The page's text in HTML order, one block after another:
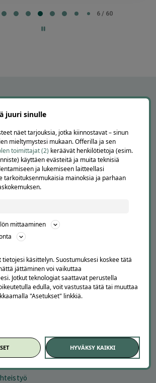
6 / 60
NEUVOJA
toimii
kysymykset
MEIHIN
juuri sinulle
näet tarjouksia, jotka kiinnostavat – sinun
mieltymystesi mukaan. Offerilla ja sen
toimittajat (2) keräävät henkilötietoja (esim.
käyttäen evästeitä ja muita teknisiä
ja lukemiseen laitteellasi
tarkoituksenmukaisia mainoksia ja parhaan
mittaaminen
tietojesi käsittelyn. Suostumuksesi koskee tätä
jättäminen voi vaikuttaa
Jotkut teknologiat saattavat perustella
edulla, voit vastustaa tätä tai muuttaa
"Asetukset" linkkiä.
HYVÄKSY KAIKKI